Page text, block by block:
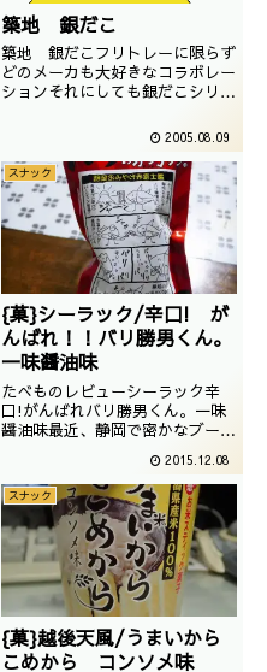
築地 銀だこ
築地 銀だこフリトレーに限らず
どのメーカも大好きなコラボレー
ションそれにしても銀だこシリー
たことがあるような気がするし、
カバヤの銀だこポッキーというの
を食べたこともあったり・・・ま
ぁそんなことはどうでもいいとし
て、いつも高いグレードを提供し
ているジャパンフリ...
2005.08.09
スナック
{菓}シーラック/辛口! が
んばれ！！バリ勝男くん。
一味醤油味
たべものレビューシーラック辛
口!がんばれバリ勝男くん。一味
醤油味最近、静岡で密かなブーム
んでございます。ネーミングがな
かなか素敵です。撮影日は2015
年7月
2015.12.08
スナック
{菓}越後天風/うまいから
こめから コンソメ味